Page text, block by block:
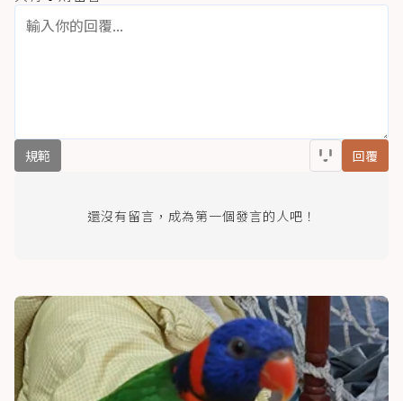
規範 回覆
還沒有留言，成為第一個發言的人吧！